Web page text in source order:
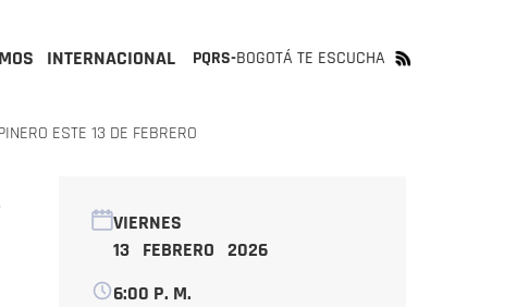
INTERNACIONAL PQRS-BOGOTÁ TE ESCUCHA
ESTE 13 DE FEBRERO
VIERNES
13 FEBRERO 2026
6:00 P. M.